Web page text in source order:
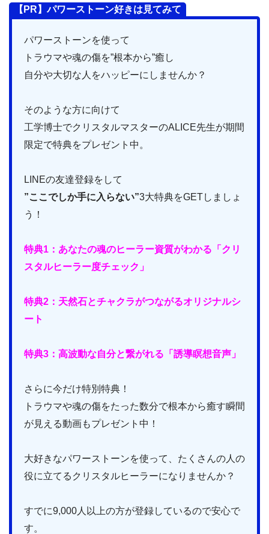
【PR】パワーストーン好きは見てみて
パワーストーンを使って
トラウマや魂の傷を”根本から”癒し
自分や大切な人をハッピーにしませんか？
そのような方に向けて
工学博士でクリスタルマスターのALICE先生が期間
限定で特典をプレゼント中。
LINEの友達登録をして
”ここでしか手に入らない”3大特典をGETしましょ
う！
特典1：あなたの魂のヒーラー資質がわかる「クリ
スタルヒーラー度チェック」
特典2：天然石とチャクラがつながるオリジナルシ
ート
特典3：高波動な自分と繋がれる「誘導瞑想音声」
さらに今だけ特別特典！
トラウマや魂の傷をたった数分で根本から癒す瞬間
が見える動画もプレゼント中！
大好きなパワーストーンを使って、たくさんの人の
役に立てるクリスタルヒーラーになりませんか？
すでに9,000人以上の方が登録しているので安心で
す。